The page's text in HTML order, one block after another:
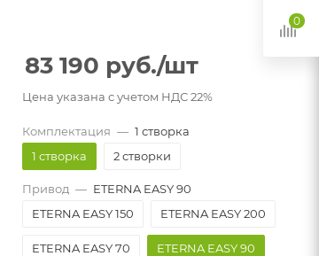
83 190 руб./шт
Цена указана с учетом НДС 22%
Комплектация — 1 створка
1 створка
2 створки
Привод — ETERNA EASY 90
ETERNA EASY 150
ETERNA EASY 200
ETERNA EASY 70 ETERNA EASY 90
0